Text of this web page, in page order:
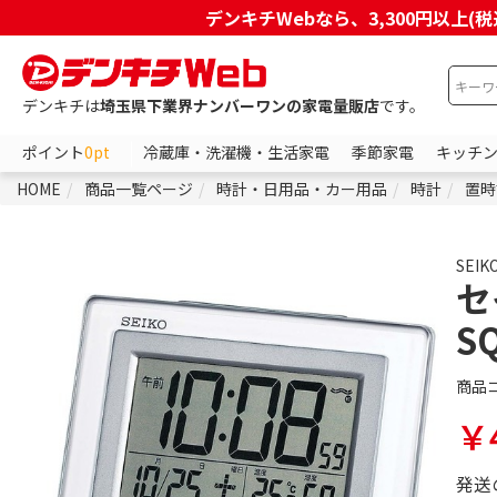
デンキチWebなら、3,300円以上(
デンキチは埼玉県下業界ナンバーワンの家電量販店です。
ポイント0pt 冷蔵庫・洗濯機・生活家電 季節家電
キッチ
HOME
商品一覧ページ 時計・日用品・カー用品 時計 置
商品
発送